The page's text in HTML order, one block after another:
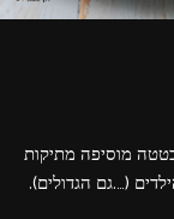
מוסיפה מתיקות
(….גם הגדולים).